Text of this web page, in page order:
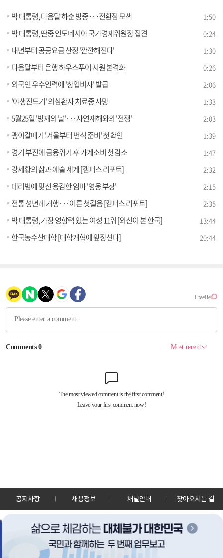
박 대통령, 다음달 하순 방중···전환점 모색 1:50
박 대통령, 딴중 인도네시아 국가경제위원장 접견 0:24
내년부터 공공요금 산정 '깐깐해진다' 1:30
다음달부터 은행 하우스푸어 지원 본격화 0:26
외국인 우수인력에 '창업비자' 발급 2:06
'야생진드기' 의심환자 치료중 사망 1:33
5월25일 '방재의 날'···자연재해와의 '전쟁' 2:03
괭이갈매기 '겨울부터 번식 준비' 첫 확인 1:39
경기 부진에 금융위기 후 가계소비 첫 감소 1:47
강세황의 삶과 예술 세계 [캠퍼스 리포트] 2:32
테러범에 맞선 용감한 엄마 '영웅 부상' 2:15
전통 성년례 거행···어른 첫걸음 [캠퍼스 리포트] 2:35
박 대통령, 가장 영향력 있는 여성 11위 [외신이 본 한국] 13:44
한국농수산대학 [대학개혁에 앞장선다] 20:44
공지사항 채용정보 채널안내 찾아오시는 길
30128 세종특별자치시 정부2청사로 13 한국정책방송원 KTV
TEL: 044-204-8000
Copyrightⓒ KTV 국민방송 All Rights Reserved.
PC버전 앱 다운로드